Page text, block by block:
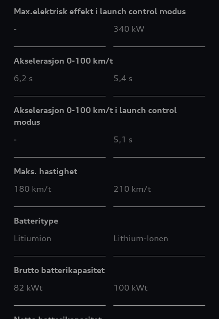
Max.elektrisk effekt i launch control modus
-
340 kW
Akselerasjon 0-100 km/t
6,2 s
5,4 s
Akselerasjon 0-100 km/t i launch control
modus
-
5,1 s
Maks. hastighet
180 km/t
210 km/t
Batteritype
Litiumion
Lithium-Ionen
Brutto batterikapasitet
82 kWt
100 kWt